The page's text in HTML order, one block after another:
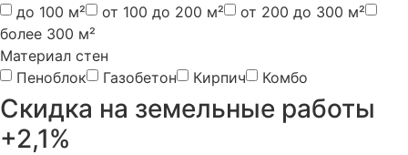
до 100 м²
от 100 до 200 м²
от 200 до 300 м²
более 300 м²
Материал стен
Пеноблок
Газобетон Кирпич Комбо
Скидка на земельные работы
+2,1%